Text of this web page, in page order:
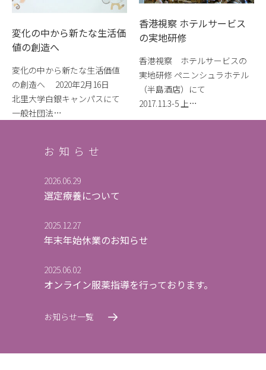
変化の中から新たな生活価
値の創造へ
変化の中から新たな生活価値
の創造へ 2020年2月16日
北里大学白銀キャンパスにて
一般社団法…
香港視察 ホテルサービス
の実地研修
香港視察 ホテルサービスの
実地研修 ペニンシュラホテル
（半島酒店）にて
2017.11.3-5 上…
お知らせ
2026.06.29
選定療養について
2025.12.27
年末年始休業のお知らせ
2025.06.02
オンライン服薬指導を行っております。
お知らせ一覧